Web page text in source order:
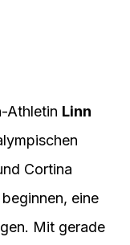
Athletin Linn
Cortina
eine
Mit gerade